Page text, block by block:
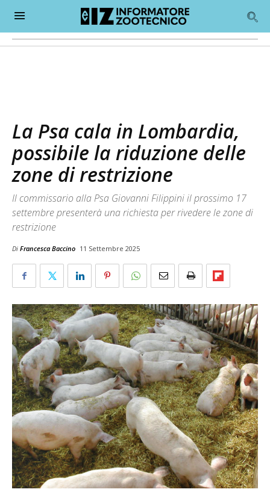
La Psa cala in Lombardia,
possibile la riduzione delle
zone di restrizione
Il commissario alla Psa Giovanni Filippini il prossimo 17
settembre presenterà una richiesta per rivedere le zone di
restrizione
Di Francesca Baccino 11 Settembre 2025